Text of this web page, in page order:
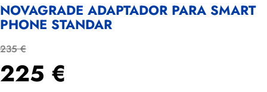
NOVAGRADE ADAPTADOR PARA SMART
PHONE STANDAR
235 €
225 €